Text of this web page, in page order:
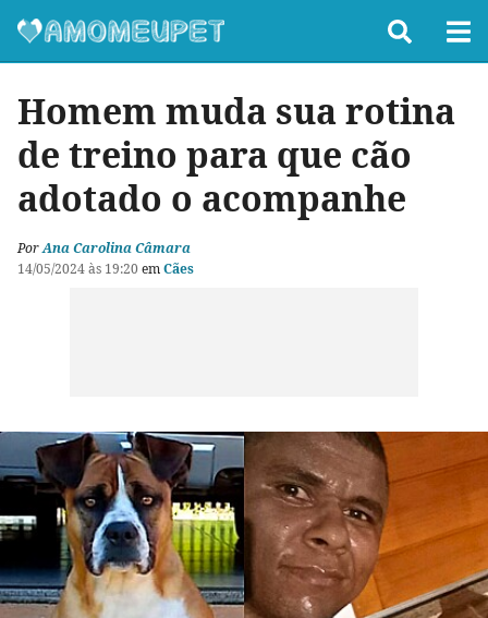
Homem muda sua rotina
de treino para que cão
adotado o acompanhe
PorAna Carolina Câmara
14/05/2024 às 19:20 emCães